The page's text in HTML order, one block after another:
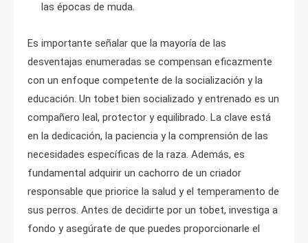
las épocas de muda.
Es importante señalar que la mayoría de las
desventajas enumeradas se compensan eficazmente
con un enfoque competente de la socialización y la
educación. Un tobet bien socializado y entrenado es un
compañero leal, protector y equilibrado. La clave está
en la dedicación, la paciencia y la comprensión de las
necesidades específicas de la raza. Además, es
fundamental adquirir un cachorro de un criador
responsable que priorice la salud y el temperamento de
sus perros. Antes de decidirte por un tobet, investiga a
fondo y asegúrate de que puedes proporcionarle el